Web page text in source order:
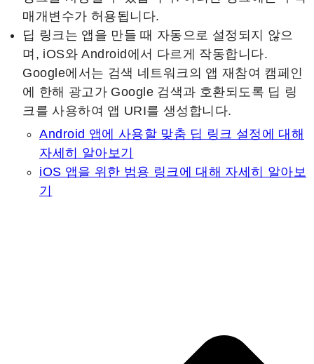
매개변수가 허용됩니다.
딥 링크는 앱을 만들 때 자동으로 설정되지 않으
며, iOS와 Android에서 다르게 작동합니다.
Google에서는 검색 네트워크의 앱 재참여 캠페인
에 한해 광고가 Google 검색과 호환되도록 딥 링
크를 사용하여 앱 URI를 생성합니다.
Android 앱에 사용할 맞춤 딥 링크 설정에 대해
자세히 알아보기
iOS 앱을 위한 범용 링크에 대해 자세히 알아보
기